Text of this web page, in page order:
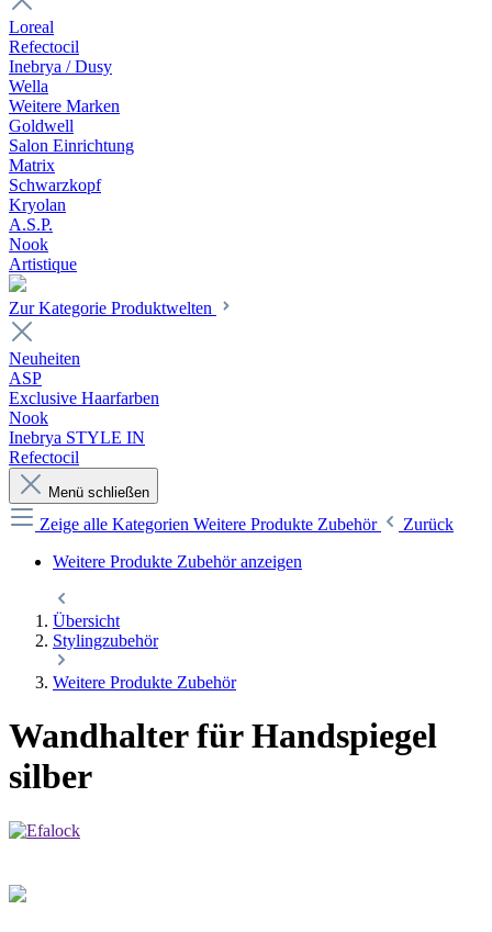
Loreal
Refectocil
Inebrya / Dusy
Wella
Weitere Marken
Goldwell
Salon Einrichtung
Matrix
Schwarzkopf
Kryolan
A.S.P.
Nook
Artistique
Zur Kategorie Produktwelten
Neuheiten
ASP
Exclusive Haarfarben
Nook
Inebrya STYLE IN
Refectocil
Menü schließen
Zeige alle Kategorien Weitere Produkte Zubehör
Zurück
Weitere Produkte Zubehör anzeigen
Übersicht
Stylingzubehör
Weitere Produkte Zubehör
Wandhalter für Handspiegel
silber